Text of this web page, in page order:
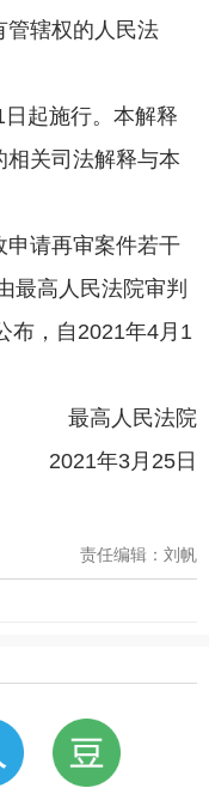
管辖权的人民法
起施行。本解释
关司法解释与本
请再审案件若干
最高人民法院审判
布，自2021年4月1
最高人民法院
2021年3月25日
责任编辑：刘帆